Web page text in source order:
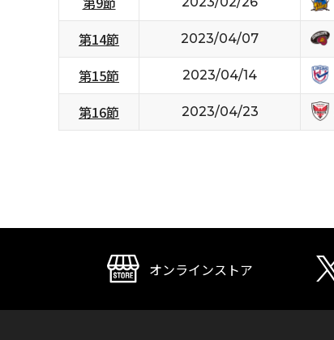
第14節 2023/04/07
第15節 2023/04/14
第16節 2023/04/23
オンラインストア